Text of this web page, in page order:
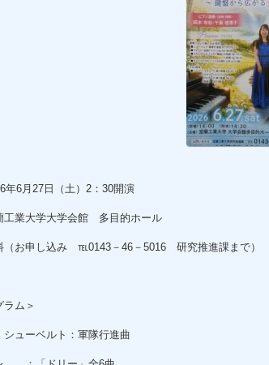
年6月27日（土）2：30開演
工業大学大学会館 多目的ホール
（お申し込み ℡0143－46－5016 研究推進課まで）
ラム＞
シューベルト：軍隊行進曲